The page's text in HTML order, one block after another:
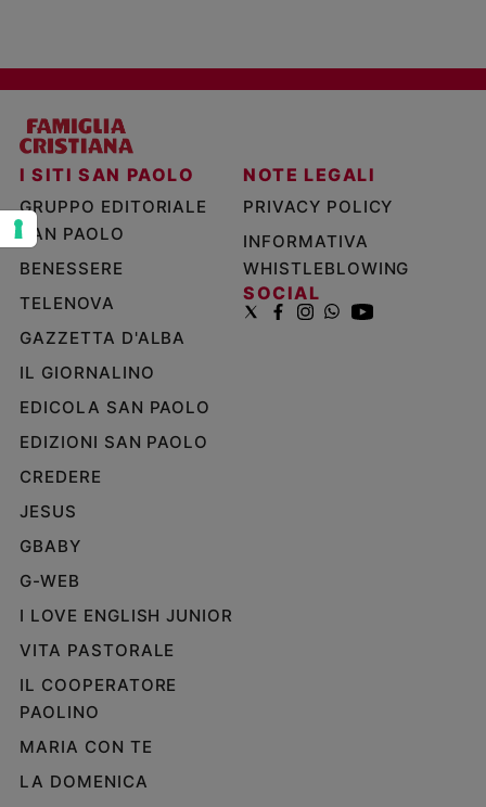
Riflessioni
Foto
Video
Privacy
Policy
Chi
siamo
Pubblicità
Redazione
Social
I SITI SAN PAOLO
GRUPPO EDITORIALE
SAN PAOLO
BENESSERE
TELENOVA
GAZZETTA D'ALBA
IL GIORNALINO
EDICOLA SAN PAOLO
EDIZIONI SAN PAOLO
CREDERE
JESUS
GBABY
G-WEB
I LOVE ENGLISH JUNIOR
VITA PASTORALE
IL COOPERATORE
PAOLINO
MARIA CON TE
LA DOMENICA
NOTE LEGALI
PRIVACY POLICY
INFORMATIVA
WHISTLEBLOWING
SOCIAL